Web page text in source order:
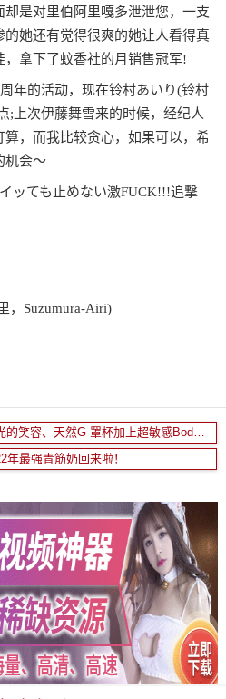
是对里伯阿里嘎多泄泄您，一支
她还有觉得很爽的她让人看得真
拿下了蚊香社的月销售冠军!
年的活动，现在铃村あいり(铃村
;上次伊藤舞雪来的时候，经纪人
，而我比较贪心，如果可以，希
机会〜
ッても止めない激FUCK!!!追撃
，Suzumura-Airi)
年最强青筋奶回来啦！